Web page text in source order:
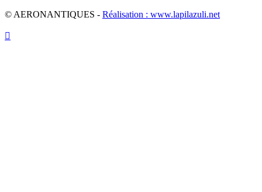
© AERONANTIQUES - Réalisation : www.lapilazuli.net
